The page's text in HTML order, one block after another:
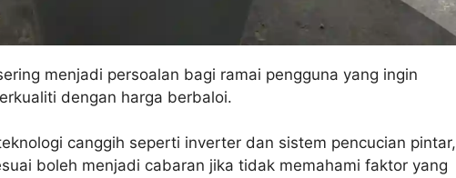
menjadi persoalan bagi ramai pengguna yang ingin
dengan harga berbaloi.
canggih seperti inverter dan sistem pencucian pintar,
boleh menjadi cabaran jika tidak memahami faktor yang